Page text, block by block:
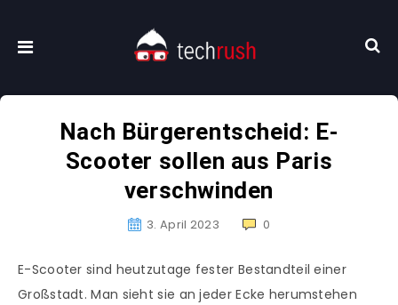
Nach Bürgerentscheid: E-
Scooter sollen aus Paris
verschwinden
3. April 2023 0
E-Scooter sind heutzutage fester Bestandteil einer
Großstadt. Man sieht sie an jeder Ecke herumstehen